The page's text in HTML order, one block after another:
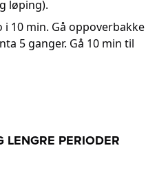
løping).
i 10 min. Gå oppoverbakke
5 ganger. Gå 10 min til
LENGRE PERIODER